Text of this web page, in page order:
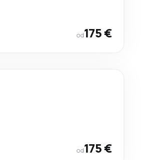
od175 €
od175 €